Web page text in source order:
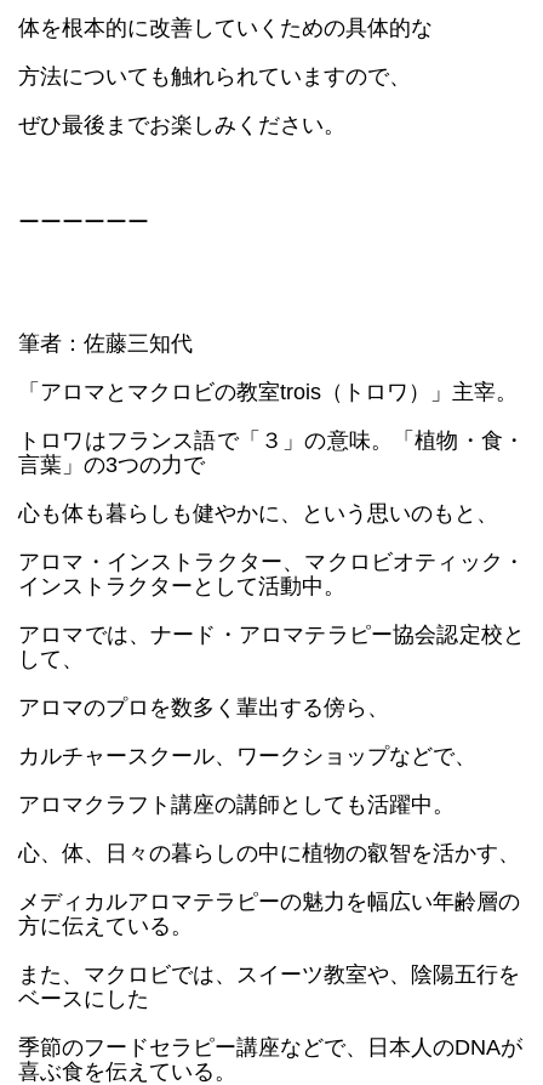
体を根本的に改善していくための具体的な
方法についても触れられていますので、
ぜひ最後までお楽しみください。
ーーーーーー
筆者：佐藤三知代
「アロマとマクロビの教室trois（トロワ）」主宰。
トロワはフランス語で「３」の意味。「植物・食・
言葉」の3つの力で
心も体も暮らしも健やかに、という思いのもと、
アロマ・インストラクター、マクロビオティック・
インストラクターとして活動中。
アロマでは、ナード・アロマテラピー協会認定校と
して、
アロマのプロを数多く輩出する傍ら、
カルチャースクール、ワークショップなどで、
アロマクラフト講座の講師としても活躍中。
心、体、日々の暮らしの中に植物の叡智を活かす、
メディカルアロマテラピーの魅力を幅広い年齢層の
方に伝えている。
また、マクロビでは、スイーツ教室や、陰陽五行を
ベースにした
季節のフードセラピー講座などで、日本人のDNAが
喜ぶ食を伝えている。